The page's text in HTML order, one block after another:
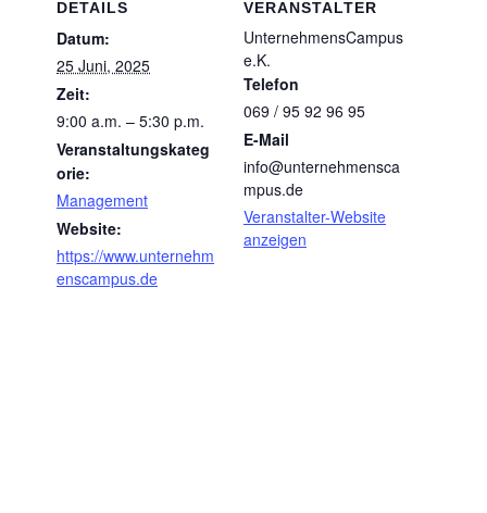
DETAILS
Datum:
25 Juni, 2025
Zeit:
9:00 a.m. – 5:30 p.m.
Veranstaltungskateg
orie:
Management
Website:
https://www.unternehm
enscampus.de
VERANSTALTER
UnternehmensCampus
e.K.
Telefon
069 / 95 92 96 95
E-Mail
info@unternehmensca
mpus.de
Veranstalter-Website
anzeigen